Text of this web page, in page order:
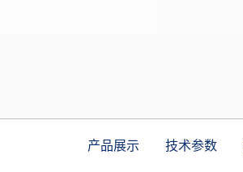
产品展示 技术参数